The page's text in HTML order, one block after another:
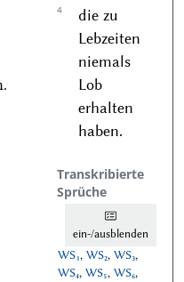
4
die zu
Lebzeiten
niemals
Lob
erhalten
haben.
Transkribierte
Sprüche
ein-/ausblenden
WS₁, WS₂, WS₃,
WS₄, WS₅, WS₆,